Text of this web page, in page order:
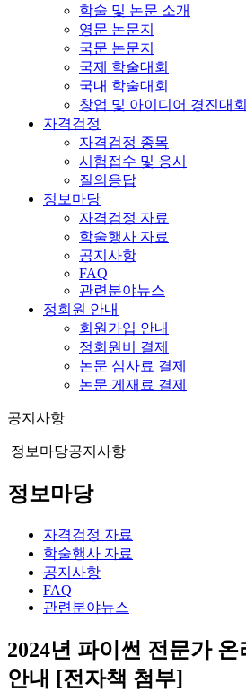
학술 및 논문 소개
영문 논문지
국문 논문지
국제 학술대회
국내 학술대회
창업 및 아이디어 경진대회
자격검정
자격검정 종목
시험접수 및 응시
질의응답
정보마당
자격검정 자료
학술행사 자료
공지사항
FAQ
관련분야뉴스
정회원 안내
회원가입 안내
정회원비 결제
논문 심사료 결제
논문 게재료 결제
공지사항
정보마당공지사항
정보마당
자격검정 자료
학술행사 자료
공지사항
FAQ
관련분야뉴스
2024년 파이썬 전문가 온
안내 [전자책 첨부]